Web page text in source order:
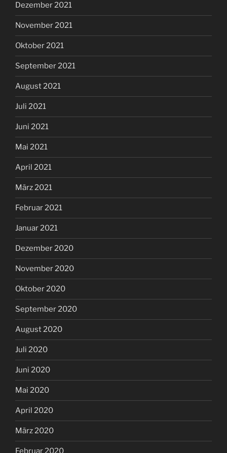
Dezember 2021
November 2021
Oktober 2021
September 2021
August 2021
Juli 2021
Juni 2021
Mai 2021
April 2021
März 2021
Februar 2021
Januar 2021
Dezember 2020
November 2020
Oktober 2020
September 2020
August 2020
Juli 2020
Juni 2020
Mai 2020
April 2020
März 2020
Februar 2020